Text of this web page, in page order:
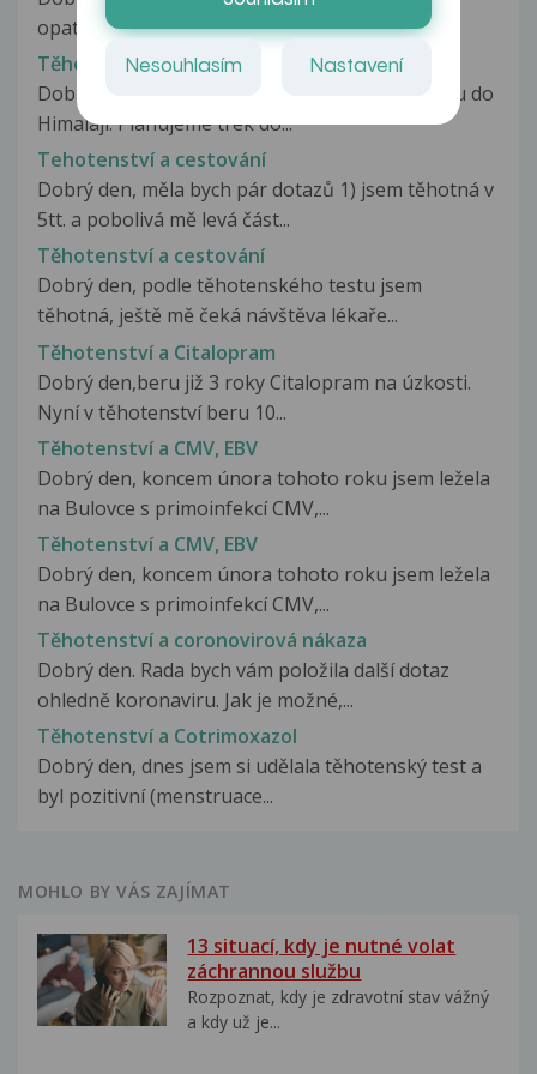
opatrná na konzumaci bylinek a...
Těhotenství a cesta do Himalájí
Dobrý den, odjíždíme s manželem na dovolenou do
Himalájí. Plánujeme trek do...
Tehotenství a cestování
Dobrý den, měla bych pár dotazů 1) jsem těhotná v
5tt. a pobolivá mě levá část...
Těhotenství a cestování
Dobrý den, podle těhotenského testu jsem
těhotná, ještě mě čeká návštěva lékaře...
Těhotenství a Citalopram
Dobrý den,beru již 3 roky Citalopram na úzkosti.
Nyní v těhotenství beru 10...
Těhotenství a CMV, EBV
Dobrý den, koncem února tohoto roku jsem ležela
na Bulovce s primoinfekcí CMV,...
Těhotenství a CMV, EBV
Dobrý den, koncem února tohoto roku jsem ležela
na Bulovce s primoinfekcí CMV,...
Těhotenství a coronovirová nákaza
Dobrý den. Rada bych vám položila další dotaz
ohledně koronaviru. Jak je možné,...
Těhotenství a Cotrimoxazol
Dobrý den, dnes jsem si udělala těhotenský test a
byl pozitivní (menstruace...
MOHLO BY VÁS ZAJÍMAT
13 situací, kdy je nutné volat
záchrannou službu
Rozpoznat, kdy je zdravotní stav vážný
a kdy už je...
Nesouhlasím Nastavení